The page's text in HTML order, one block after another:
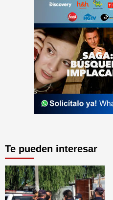
Te pueden interesar